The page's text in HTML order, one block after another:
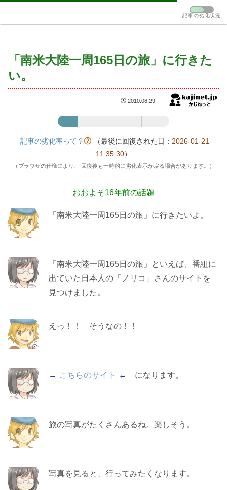
「南米大陸一周165日の旅」に行きた
い。
2010.08.29
記事の劣化率って？ （最後に回復された日： 2026-01-21
11:35:30）
（ブラウザの仕様により、 回復後も一時的に劣化表示が戻る場合があります。）
おおよそ16年前の話題
「南米大陸一周165日の旅」に行きたいよ。
「南米大陸一周165日の旅」といえば、番組に
出ていた日本人の「ノリコ」さんのサイトを
見つけました。
えっ！！ そうなの！！
→ こちらのサイト ← になります。
旅の写真がたくさんあるね。楽しそう。
写真を見ると、行ってみたくなります。
記事の劣化状況